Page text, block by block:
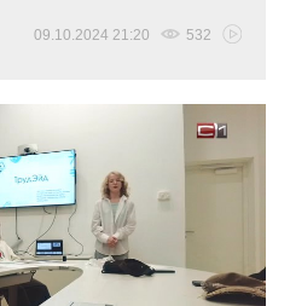
09.10.2024 21:20 532